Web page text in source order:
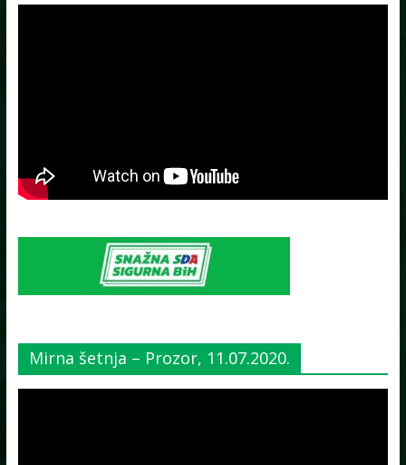
Mirna šetnja – Prozor, 11.07.2020.